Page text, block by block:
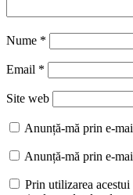
Nume *
Email *
Site web
Anunță-mă prin e-
Anunță-mă prin e-
Prin utilizarea